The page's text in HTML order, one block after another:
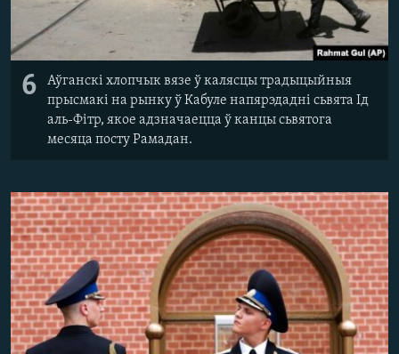
6
Аўганскі хлопчык вязе ў калясцы традыцыйныя
прысмакі на рынку ў Кабуле напярэдадні сьвята Ід
аль-Фітр, якое адзначаецца ў канцы сьвятога
месяца посту Рамадан.